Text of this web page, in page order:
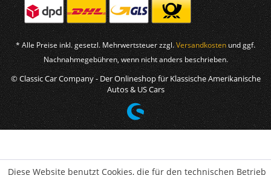
* Alle Preise inkl. gesetzl. Mehrwertsteuer zzgl.Versandkosten und ggf.
Nachnahmegebühren, wenn nicht anders beschrieben.
© Classic Car Company - Der Onlineshop für Klassische Amerikanische
Autos & US Cars
Diese Website benutzt Cookies, die für den technischen Betrieb